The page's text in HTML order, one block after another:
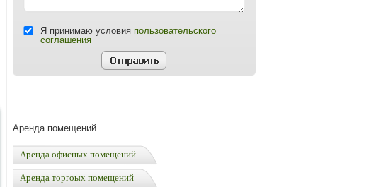
Я принимаю условия пользовательского
соглашения
Аренда помещений
Аренда офисных помещений
Аренда торгоых помещений